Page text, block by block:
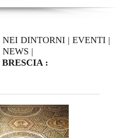
NEI DINTORNI | EVENTI |
NEWS |
: